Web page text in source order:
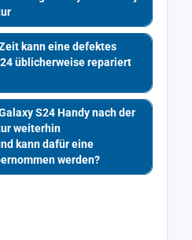
kann eine defektes
üblicherweise repariert
S24 Handy nach der
weiterhin
kann dafür eine
werden?